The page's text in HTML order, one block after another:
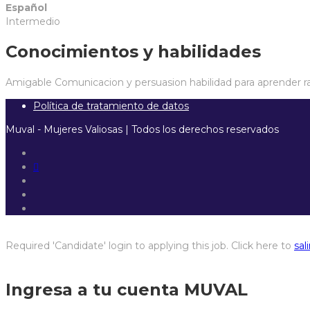
Español
Intermedio
Conocimientos y habilidades
Amigable Comunicacion y persuasion habilidad para aprender
Política de tratamiento de datos
Muval - Mujeres Valiosas | Todos los derechos reservados
Required 'Candidate' login to applying this job. Click here to
Ingresa a tu cuenta MUVAL